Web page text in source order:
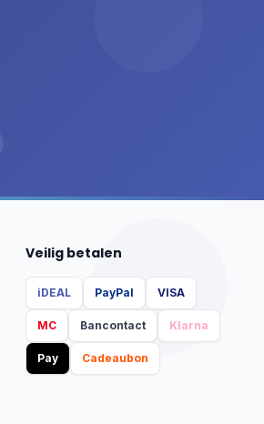
Veilig betalen
iDEAL PayPal VISA
MC Bancontact Klarna
Pay Cadeaubon